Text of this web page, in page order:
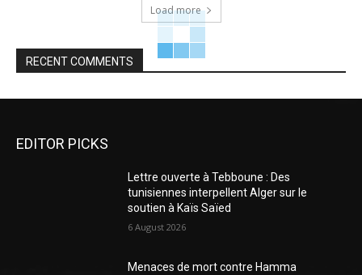
Load more
RECENT COMMENTS
EDITOR PICKS
Lettre ouverte à Tebboune : Des
tunisiennes interpellent Alger sur le
soutien à Kaïs Saïed
6 August 2026
Menaces de mort contre Hamma